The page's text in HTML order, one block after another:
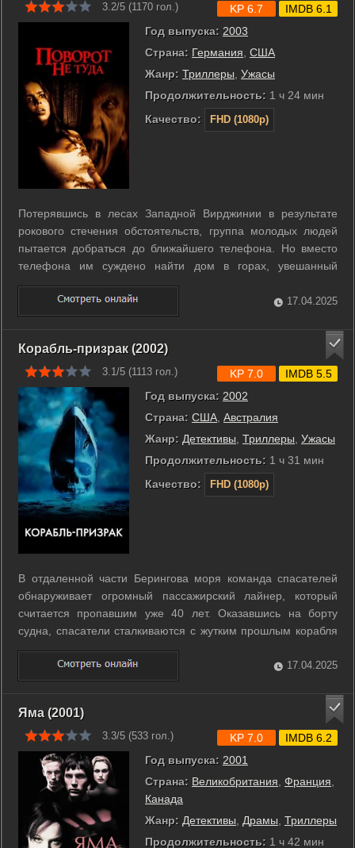
3.2/5 (1170 гол.)
Год выпуска: 2003
Страна: Германия США
Жанр: Триллеры Ужасы
Продолжительность: 1 ч 24 мин
Качество:
FHD (1080p)
KP 6.7 IMDB 6.1
Потерявшись в лесах Западной Вирджинии в результате
рокового стечения обстоятельств, группа молодых людей
пытается добраться до ближайшего телефона. Но вместо
телефона им суждено найти дом в горах, увешанный
страшным оружием и отвратительными трофеями. Кто или
что живёт в этом доме? Молодые люди начинают понимать,
что все их злоключения – способ ...
17.04.2025
Корабль-призрак (2002)
3.1/5 (1113 гол.)
Год выпуска: 2002
Страна: США Австралия
Жанр: Детективы Триллеры Ужасы
Продолжительность: 1 ч 31 мин
Качество:
FHD (1080p)
KP 7.0 IMDB 5.5
В отдаленной части Берингова моря команда спасателей
обнаруживает огромный пассажирский лайнер, который
считается пропавшим уже 40 лет. Оказавшись на борту
судна, спасатели сталкиваются с жутким прошлым корабля
и теперь им придётся вступить в смертельную схватку с
неизвестным. ...
17.04.2025
Яма (2001)
3.3/5 (533 гол.)
Год выпуска: 2001
Страна: Великобритания Франция
Канада
Жанр: Детективы Драмы Триллеры
Продолжительность: 1 ч 42 мин
KP 7.0 IMDB 6.2